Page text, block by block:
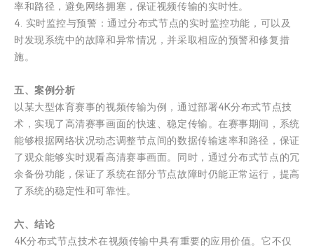
率和路径，避免网络拥塞，保证视频传输的实时性。
4. 实时监控与预警：通过分布式节点的实时监控功能，可以及
时发现系统中的故障和异常情况，并采取相应的预警和修复措
施。
五、案例分析
以某大型体育赛事的视频传输为例，通过部署4K分布式节点技
术，实现了高清赛事画面的快速、稳定传输。在赛事期间，系统
能够根据网络状况动态调整节点间的数据传输速率和路径，保证
了观众能够实时观看高清赛事画面。同时，通过分布式节点的冗
余备份功能，保证了系统在部分节点故障时仍能正常运行，提高
了系统的稳定性和可靠性。
六、结论
4K分布式节点技术在视频传输中具有重要的应用价值。它不仅